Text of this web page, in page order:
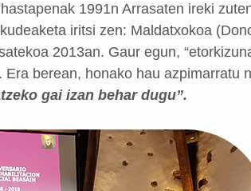
1991n Arrasaten ireki
iritsi zen: Maldatxokoa
2013an. Gaur egun,
Era berean, honako hau azpimarratu
gai izan behar dugu”.